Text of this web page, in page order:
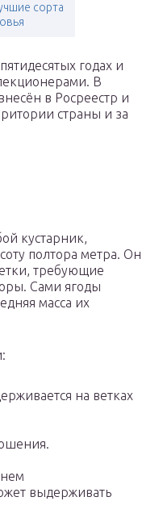
сорта
годах и
В
в Росреестр и
страны и за
кустарник,
полтора метра. Он
требующие
Сами ягоды
масса их
на ветках
выдерживать